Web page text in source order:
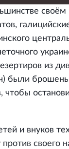
своём
из
были
чтобы
и внуков
своего